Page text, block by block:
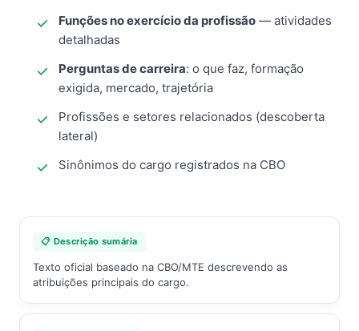
Funções no exercício da profissão — atividades
detalhadas
Perguntas de carreira: o que faz, formação
exigida, mercado, trajetória
Profissões e setores relacionados (descoberta
lateral)
Sinônimos do cargo registrados na CBO
📋 Descrição sumária
Texto oficial baseado na CBO/MTE descrevendo as
atribuições principais do cargo.